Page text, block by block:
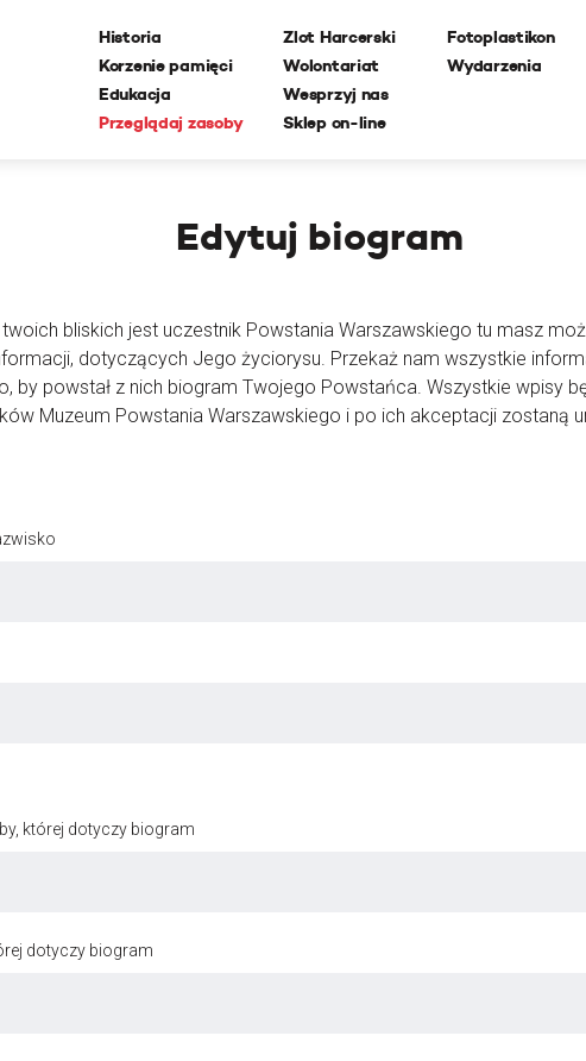
Historia
Korzenie pamięci
Edukacja
Przeglądaj zasoby
Zlot Harcerski
Wolontariat
Wesprzyj nas
Sklep on-line
Fotoplastikon
Wydarzenia
Edytuj biogram
bliskich jest uczestnik Powstania Warszawskiego tu masz
dotyczących Jego życiorysu. Przekaż nam wszystkie
by powstał z nich biogram Twojego Powstańca. Wszystkie wpisy
Muzeum Powstania Warszawskiego i po ich akceptacji zostaną
której dotyczy biogram
dotyczy biogram